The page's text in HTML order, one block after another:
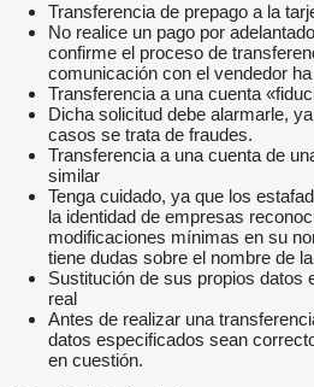
Transferencia de prepago a la
No realice un pago por
confirme el proceso de
comunicación con el vendedor
Transferencia a una cuenta
Dicha solicitud debe alarmarle,
casos se trata de fraudes.
Transferencia a una cuenta de
similar
Tenga cuidado, ya que los
la identidad de empresas
modificaciones mínimas en su
tiene dudas sobre el nombre de
Sustitución de sus propios datos
real
Antes de realizar una
datos especificados sean
en cuestión.